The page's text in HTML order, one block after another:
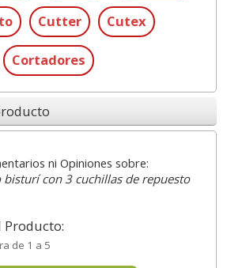
Cutter Cutex
Cortadores
ni Opiniones sobre:
bisturí con 3 cuchillas de repuesto
Producto:
de 1 a 5